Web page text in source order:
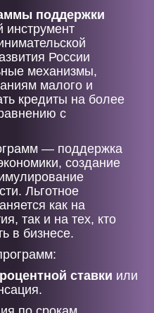
поддержки
России
механизмы,
малого и
кредиты на более
с
— поддержка
создание
Льготное
как на
так и на тех, кто
в бизнесе.
ставки или